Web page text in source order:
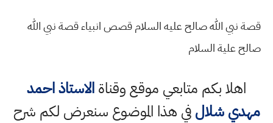
قصة نبي الله صالح عليه السلام قصص انبياء قصة نبي الله
صالح علية السلام
اهلا بكم متابعي موقع وقناةالاستاذ احمد
مهدي شلالفي هذا الموضوع سنعرض لكم شرح